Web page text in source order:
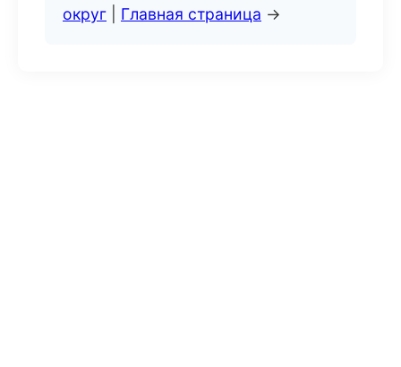
округ
Главная страница →